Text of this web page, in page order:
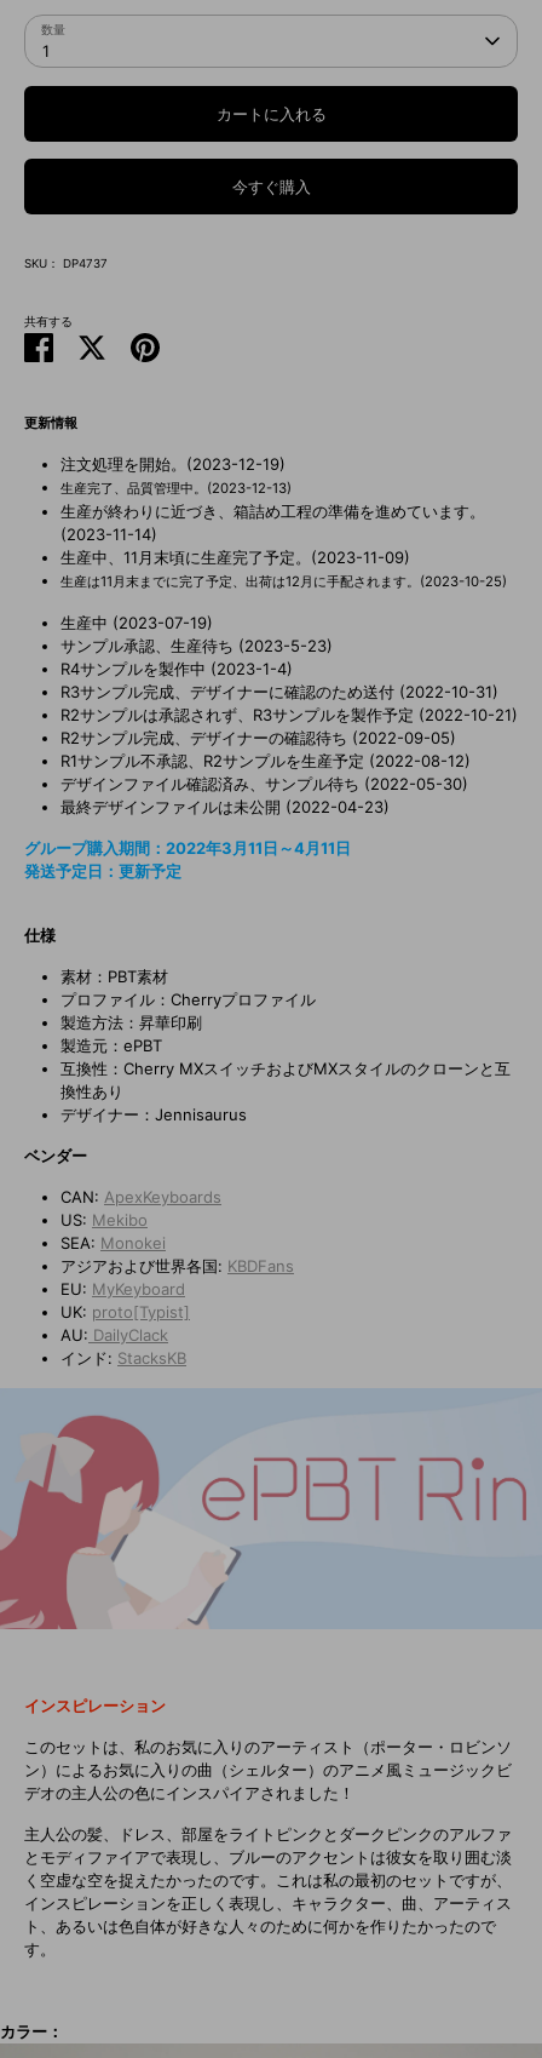
数量
1
カートに入れる
今すぐ購入
SKU： DP4737
共有する
Facebook
で
ア
Twitterピ
る
更新情報
注文処理を開始。(2023-12-19)
生産完了、品質管理中。(2023-12-13)
生産が終わりに近づき、箱詰め工程の準備を進めています。
(2023-11-14)
生産中、11月末頃に生産完了予定。(2023-11-09)
生産は11月末までに完了予定、出荷は12月に手配されます。(2023-10-25)
生産中 (2023-07-19)
サンプル承認、生産待ち (2023-5-23)
R4サンプルを製作中 (2023-1-4)
R3サンプル完成、デザイナーに確認のため送付 (2022-10-31)
R2サンプルは承認されず、R3サンプルを製作予定 (2022-10-21)
R2サンプル完成、デザイナーの確認待ち (2022-09-05)
R1サンプル不承認、R2サンプルを生産予定 (2022-08-12)
デザインファイル確認済み、サンプル待ち (2022-05-30)
最終デザインファイルは未公開 (2022-04-23)
グループ購入期間：2022年3月11日～4月11日
発送予定日：更新予定
仕様
素材： PBT素材
プロファイル：Cherryプロファイル
製造方法：昇華印刷
製造元：ePBT
互換性：Cherry MXスイッチおよびMXスタイルのクローンと互
換性あり
デザイナー：Jennisaurus
ベンダー
CAN: ApexKeyboards
US: Mekibo
SEA: Monokei
アジアおよび世界各国: KBDFans
EU: MyKeyboard
UK: proto[Typist]
AU: DailyClack
インド: StacksKB
インスピレーション
このセットは、私のお気に入りのアーティスト（ポーター・ロビンソ
ン）によるお気に入りの曲（シェルター）のアニメ風ミュージックビ
デオの主人公の色にインスパイアされました！
主人公の髪、ドレス、部屋をライトピンクとダークピンクのアルファ
とモディファイアで表現し、ブルーのアクセントは彼女を取り囲む淡
く空虚な空を捉えたかったのです。これは私の最初のセットですが、
インスピレーションを正しく表現し、キャラクター、曲、アーティス
ト、あるいは色自体が好きな人々のために何かを作りたかったので
す。
カラー：